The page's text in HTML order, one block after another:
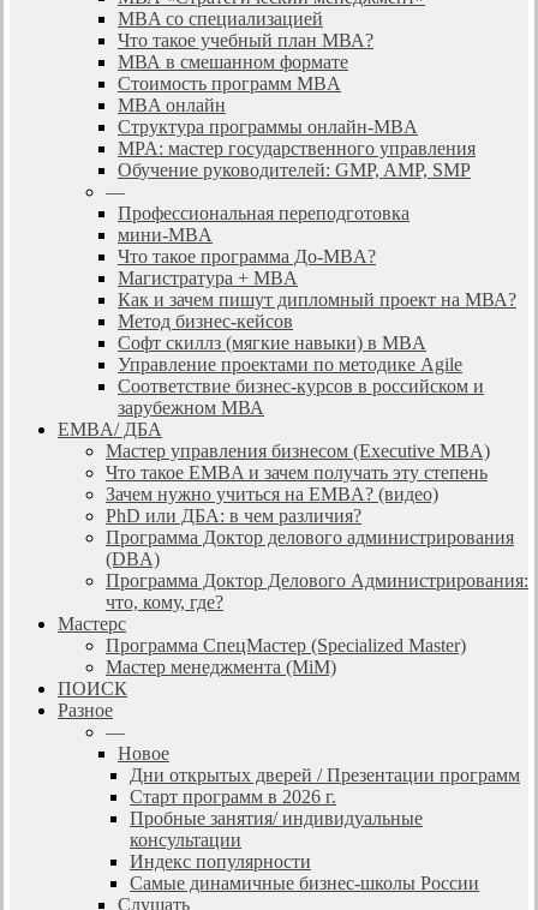
MBA со специализацией
Что такое учебный план МВА?
МВА в смешанном формате
Стоимость программ MBA
MBA онлайн
Cтруктура программы онлайн-MBA
MPA: мастер государственного управления
Обучение руководителей: GMP, AMP, SMP
—
Профессиональная переподготовка
мини-MBA
Что такое программа До-MBA?
Магистратура + MBA
Как и зачем пишут дипломный проект на МВА?
Метод бизнес-кейсов
Софт скиллз (мягкие навыки) в MBA
Управление проектами по методике Agile
Соответствие бизнес-курсов в российском и
зарубежном МВА
EMBA/ ДБA
Мастер управления бизнесом (Executive MBA)
Что такое EMBA и зачем получать эту степень
Зачем нужно учиться на EMBA? (видео)
PhD или ДБА: в чем различия?
Программа Доктор делового администрирования
(DBА)
Программа Доктор Делового Администрирования:
что, кому, где?
Мастерс
Программа СпецМастер (Specialized Master)
Мастер менеджмента (MiM)
ПОИСК
Разное
—
Новое
Дни открытых дверей / Презентации программ
Старт программ в 2026 г.
Пробные занятия/ индивидуальные
консультации
Индекс популярности
Самые динамичные бизнес-школы России
Слушать